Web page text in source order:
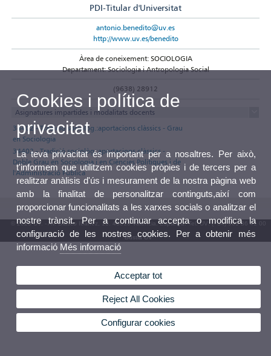
PDI-Titular d'Universitat
antonio.benedito@uv.es
http://www.uv.es/benedito
Àrea de coneixement: SOCIOLOGIA
Departament: Sociologia i Antropologia Social
(9638) 28912
Asignatures impartides i modalitats docents
34402 - Tradició sociològ.:aportacions clàssics - Grau
en Sociologia
34402 - Tradició sociològ.:aportacions clàssics -
Doble Grau en Sociologia i en Ciències Polítiques i de
l'Administració Pública
© 2026 UV. - Av. Blasco Ibáñez, 13. 46010 València. Espanya. Tel. UV: (+34) 963 86 41 00
Bústia UV
Cookies i política de
privacitat
La teva privacitat és important per a nosaltres. Per això,
t'informem que utilitzem cookies pròpies i de tercers per a
realitzar anàlisis d'ús i mesurament de la nostra pàgina web
amb la finalitat de personalitzar continguts,així com
proporcionar funcionalitats a les xarxes socials o analitzar el
nostre trànsit. Per a continuar accepta o modifica la
configuració de les nostres cookies. Per a obtenir més
informació Més informació
Acceptar tot
Reject All Cookies
Configurar cookies